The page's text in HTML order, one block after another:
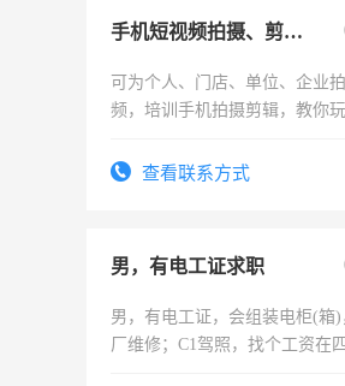
手机短视频拍摄、剪辑、抖音快手
可为个人、门店、单位、企业
频，培训手机拍摄剪辑，教你
频，培训手机拍摄剪辑，教你玩
查看联系方式
男，有电工证求职
男，有电工证，会组装电柜(箱)
厂维修；C1驾照，找个工资在